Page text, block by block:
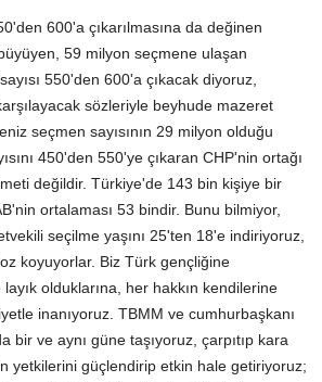
600'a çıkarılmasına da değinen
59 milyon seçmene ulaşan
550'den 600'a çıkacak diyoruz,
sözleriyle beyhude mazeret
seçmen sayısının 29 milyon olduğu
450'den 550'ye çıkaran CHP'nin ortağı
değildir. Türkiye'de 143 bin kişiye bir
ortalaması 53 bindir. Bunu bilmiyor,
seçilme yaşını 25'ten 18'e indiriyoruz,
koyuyorlar. Biz Türk gençliğine
olduklarına, her hakkın kendilerine
inanıyoruz. TBMM ve cumhurbaşkanı
bir ve aynı güne taşıyoruz, çarpıtıp kara
yetkilerini güçlendirip etkin hale getiriyoruz;